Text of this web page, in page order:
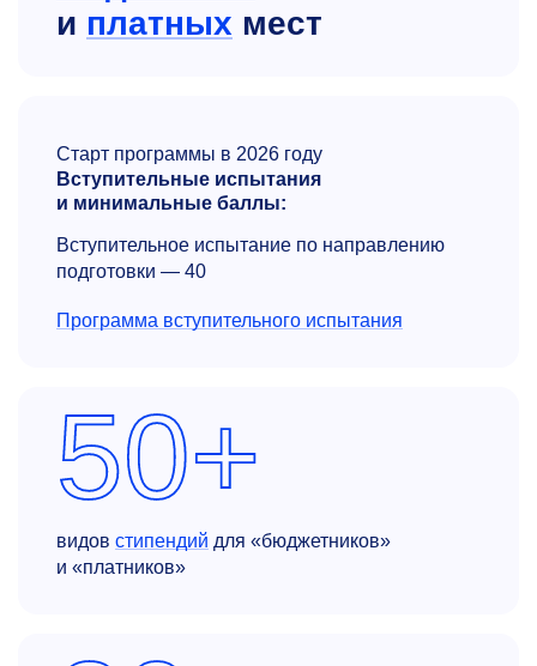
и платных мест
Старт программы в 2026 году
Вступительные испытания
и минимальные баллы:
Вступительное испытание по направлению
подготовки — 40
Программа вступительного испытания
50+
видов стипендий для «бюджетников»
и «платников»